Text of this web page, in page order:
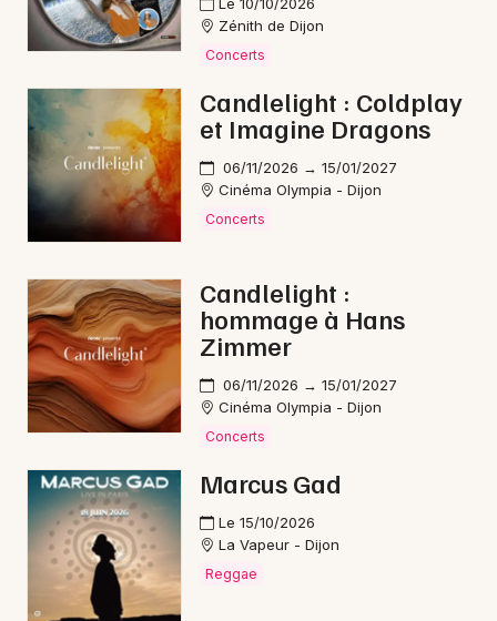
Reggae en Bourgogne
Reggae en Bourgogne-Franche-Comté
Newsletter des sorties
Actus à Semur-en-Auxois
Magazine à Semur-en-Auxois
Le 10/10/2026
Zénith de Dijon
Concerts
Candlelight : Coldplay
et Imagine Dragons
06/11/2026 → 15/01/2027
Cinéma Olympia - Dijon
Concerts
Candlelight :
hommage à Hans
Zimmer
06/11/2026 → 15/01/2027
Cinéma Olympia - Dijon
Concerts
Marcus Gad
Le 15/10/2026
La Vapeur - Dijon
Reggae